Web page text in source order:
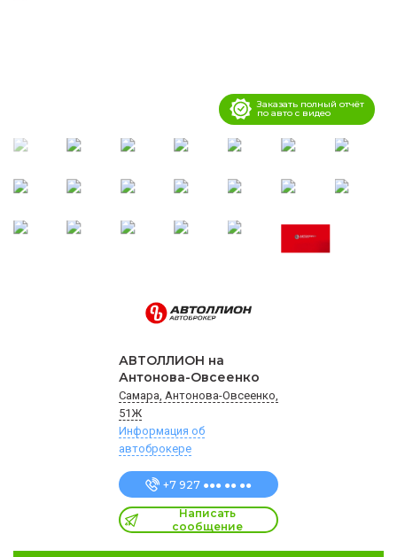
Заказать полный отчёт
по авто с видео
АВТОЛЛИОН на
Антонова-Овсеенко
Самара, Антонова-Овсеенко,
51Ж
Информация об
автоброкере
+7 927 ●●● ●● ●●
Написать
сообщение